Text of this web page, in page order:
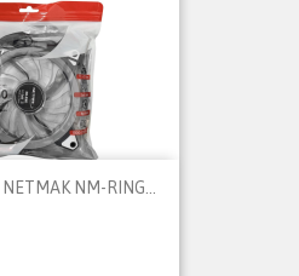
NM-RING...